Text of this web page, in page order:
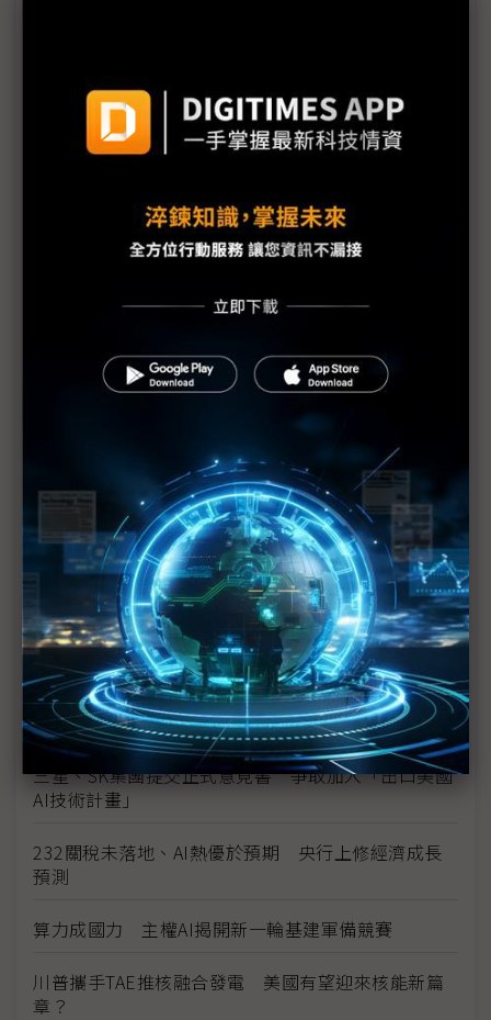
AI吃電怪獸催生需求 中國電池與儲能設備成最大贏
NVIDIA擬農曆年前向中國出貨H200 北京態度成關
川普斥資35億美元造金穹 購72顆低軌飛彈追蹤衛星
摩爾線程打造自主MUSA生態 比拚CUDA吸引本土開
發者
摩爾線程直球對決NVIDIA 張建中：S5000訓練LLM
效果超越Hopper
川普貿易壓力奏效？ 豐田帶頭逆向進口美產日系車
應對關切
泰國與美國推進貿易談判 聚焦技術與在地製造判定
標準
三星、SK集團提交正式意見書 爭取加入「出口美國
AI技術計畫」
232關稅未落地、AI熱優於預期 央行上修經濟成長
預測
算力成國力 主權AI揭開新一輪基建軍備競賽
川普攜手TAE推核融合發電 美國有望迎來核能新篇
章？